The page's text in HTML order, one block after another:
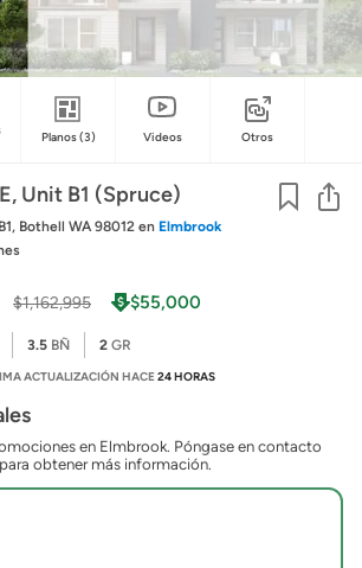
Planos(3) Videos Otros
Unit B1 (Spruce)
Bothell WA 98012 en Elmbrook
$1,162,995 $55,000
3.5 BÑ 2 GR
ACTUALIZACIÓN HACE24 HORAS
en Elmbrook. Póngase en contacto
obtener más información.